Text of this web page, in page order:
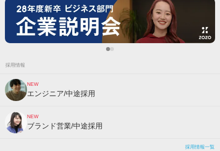
採用情報
NEW
エンジニア/中途採用
NEW
ブランド営業/中途採用
採用情報一覧